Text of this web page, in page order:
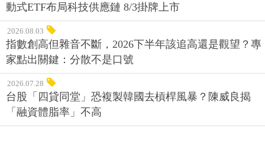
動式ETF布局科技供應鏈 8/3掛牌上市
2026.08.03
指數創高但雜音不斷，2026下半年該追高還是觀望？專
家點出關鍵：分散不是口號
2026.07.28
台股「四貸同堂」恐複製韓國去槓桿風暴？陳威良揭
「融資體脂率」不高